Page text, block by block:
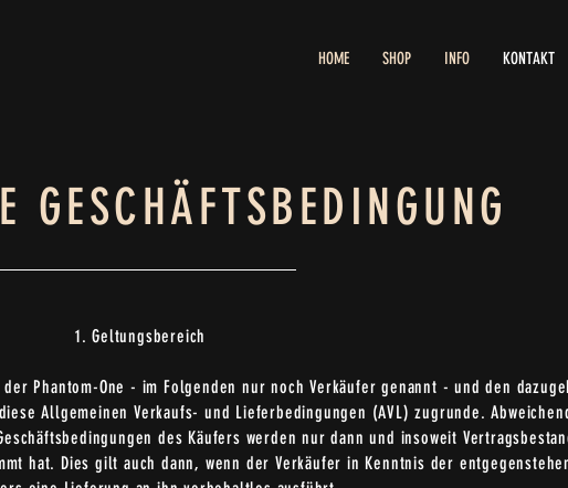
HOME SHOP INFO KONTAKT
GESCHÄFTSBEDINGUNG
1. Geltungsbereich
Phantom-One - im Folgenden nur noch Verkäufer genannt - und den
Allgemeinen Verkaufs- und Lieferbedingungen (AVL) zugrunde.
des Käufers werden nur dann und insoweit
hat. Dies gilt auch dann, wenn der Verkäufer in Kenntnis der